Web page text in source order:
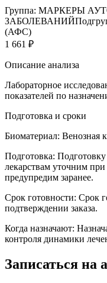
Группа: МАРКЕРЫ
ЗАБОЛЕВАНИЙ
(АФС)
1 661 ₽
Описание анализа
Лабораторное
показателей по
Подготовка и сроки
Биоматериал: Венозная
Подготовка:
лекарствам уточним
предупредим заранее.
Срок готовности: Срок
подтверждении заказа.
Когда назначают:
контроля динамики
Записаться на